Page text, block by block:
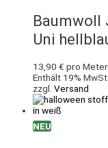
Baumwoll
Uni
13,90 € pro Meter
Enthält 19%
zzgl. Versand
NEU